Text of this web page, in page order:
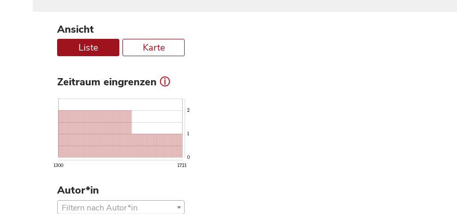
Ansicht
Liste Karte
Zeitraum eingrenzen ⓘ
1300 1721
0
1
2
Autor*in
Filtern nach Autor*in